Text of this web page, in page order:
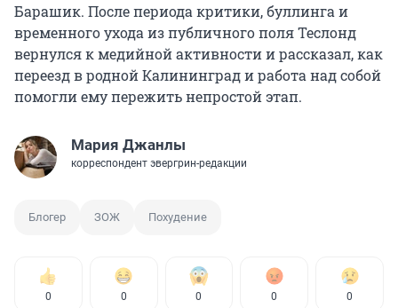
Барашик. После периода критики, буллинга и
временного ухода из публичного поля Теслонд
вернулся к медийной активности и рассказал, как
переезд в родной Калининград и работа над собой
помогли ему пережить непростой этап.
Мария Джанлы
корреспондент эвергрин-редакции
Блогер ЗОЖ Похудение
0 0 0 0 0